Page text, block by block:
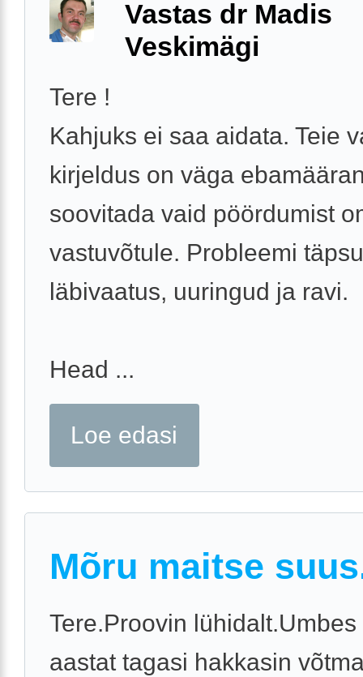
Vastas dr Madis
Veskimägi
Tere !
Kahjuks ei saa aidata. Teie
kirjeldus on väga
soovitada vaid pöördumist
vastuvõtule. Probleemi
läbivaatus, uuringud ja ravi.
Head ...
Loe edasi
Mõru maitse
Tere.Proovin lühidalt.Umbes
aastat tagasi hakkasin